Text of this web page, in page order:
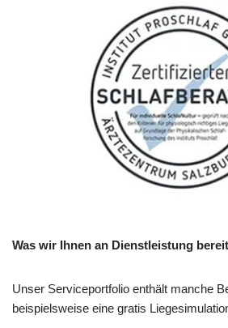
Was wir Ihnen an Dienstleistung
Unser Serviceportfolio enthält manche
beispielsweise eine gratis